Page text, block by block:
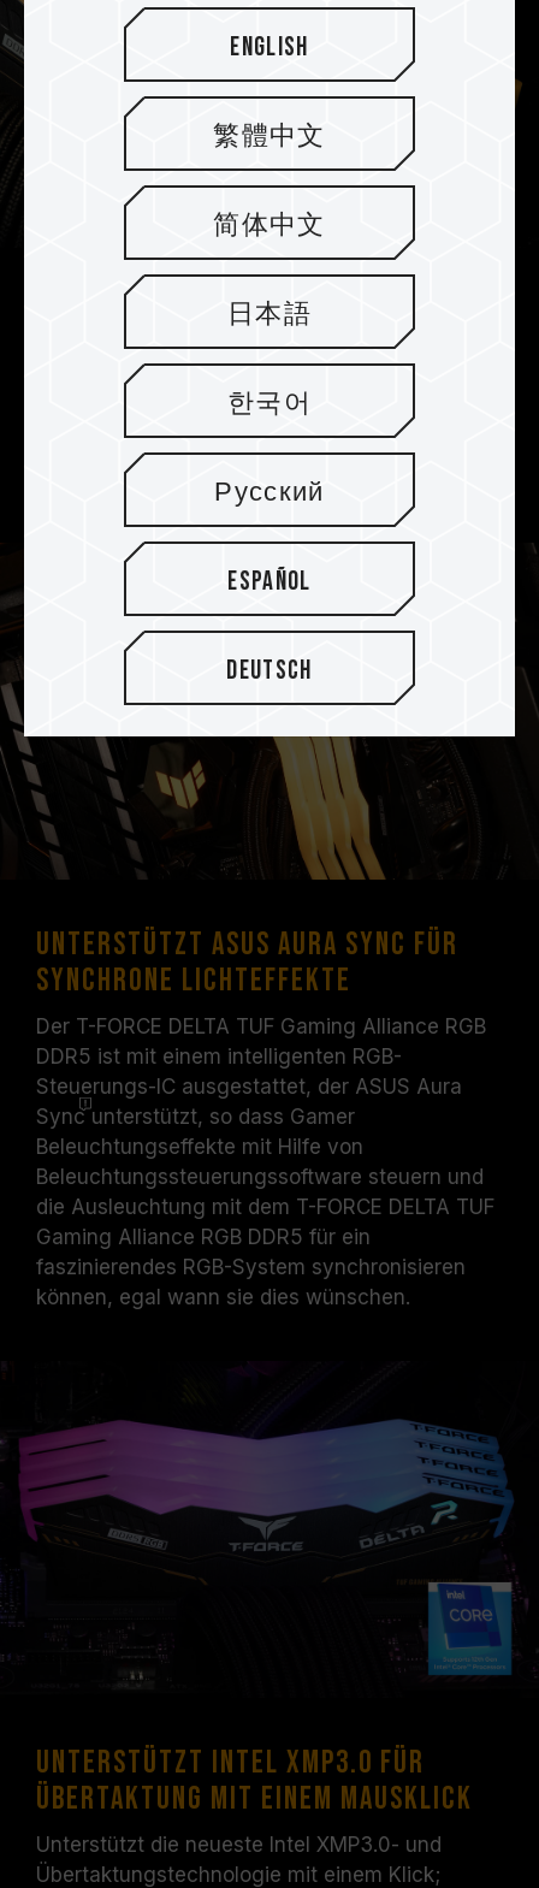
Verbessertes PMIC-Kühlungsdesign
Der DELTA TUF Gaming RGB DDR5 ist mit
professionellem wärmeleitfähigem Silikon und
einem verstärkten PMIC-Kühlungsdesign für
einen effektiveren und stabileren PMIC-Betrieb
ausgestattet.
Unterstützt ASUS Aura Sync für
synchrone Lichteffekte
Der T-FORCE DELTA TUF Gaming Alliance RGB
DDR5 ist mit einem intelligenten RGB-
Steuerungs-IC ausgestattet, der ASUS Aura
Syncunterstützt, so dass Gamer
Beleuchtungseffekte mit Hilfe von
Beleuchtungssteuerungssoftware steuern und
die Ausleuchtung mit dem T-FORCE DELTA TUF
Gaming Alliance RGB DDR5 für ein
faszinierendes RGB-System synchronisieren
können, egal wann sie dies wünschen.
Unterstützt Intel XMP3.0 für
Übertaktung mit einem Mausklick
Unterstützt die neueste Intel XMP3.0- und
Übertaktungstechnologie mit einem Klick;
English
繁體中文
简体中文
日本語
한국어
Русский
Español
Deutsch